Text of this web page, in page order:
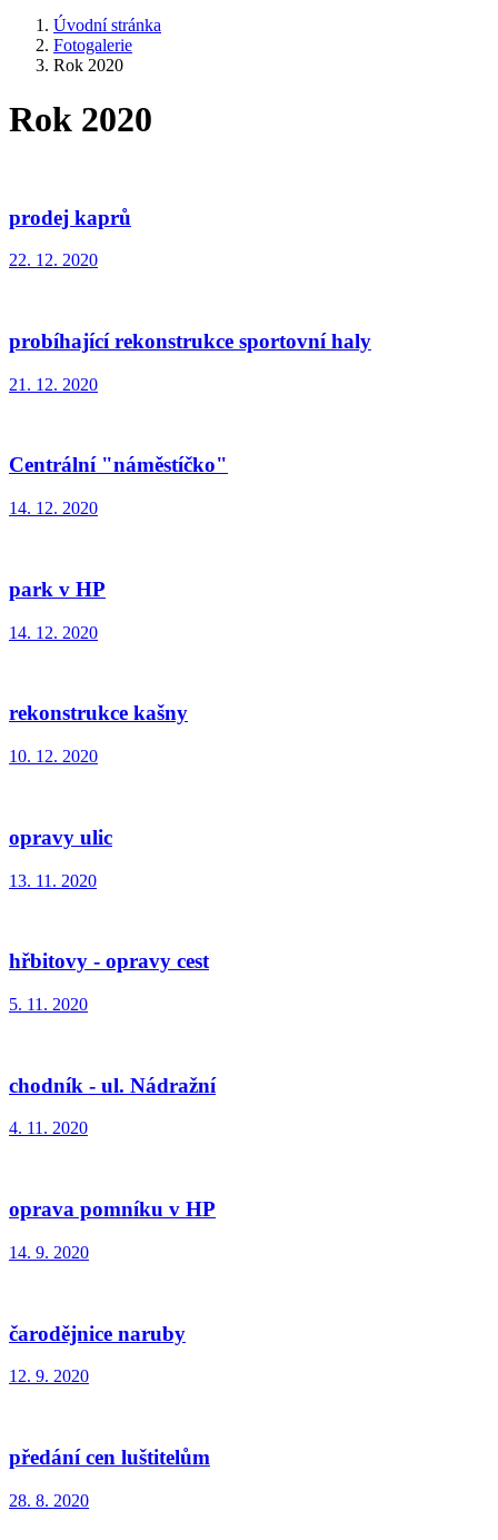
Úvodní stránka
Fotogalerie
Rok 2020
Rok 2020
prodej kaprů
22. 12. 2020
probíhající rekonstrukce sportovní haly
21. 12. 2020
Centrální "náměstíčko"
14. 12. 2020
park v HP
14. 12. 2020
rekonstrukce kašny
10. 12. 2020
opravy ulic
13. 11. 2020
hřbitovy - opravy cest
5. 11. 2020
chodník - ul. Nádražní
4. 11. 2020
oprava pomníku v HP
14. 9. 2020
čarodějnice naruby
12. 9. 2020
předání cen luštitelům
28. 8. 2020